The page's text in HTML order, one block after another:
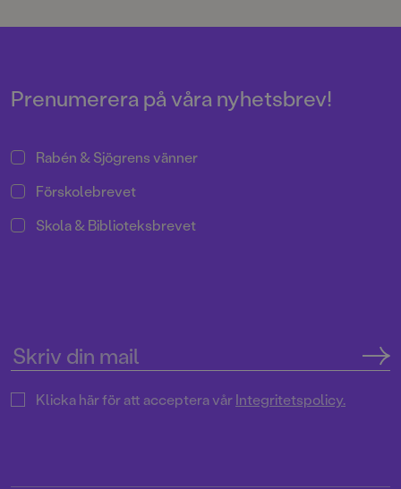
motivering.
Prenumerera på våra nyhetsbrev!
Rabén & Sjögrens vänner
Förskolebrevet
Skola & Biblioteksbrevet
Klicka här för att acceptera vårIntegritetspolicy.